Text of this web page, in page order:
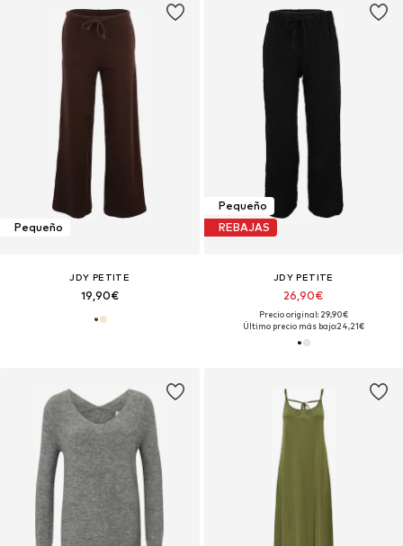
Pequeño
JDY PETITE
19,90€
Pequeño
REBAJAS
JDY PETITE
26,90€
Precio original: 29,90€
Último precio más bajo:24,21€